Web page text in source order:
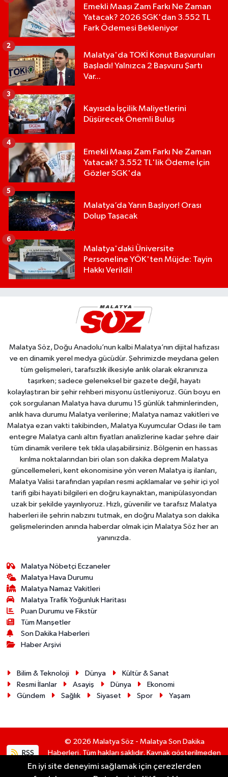
Emekli Maaşı Zam Farkı Ne Zaman
Yatacak? 2026 SGK'dan 3.552 TL
Fark Ödemesi Bekleniyor
Malatya'da TOKİ Konut Başvuruları
Başladı! Yalnızca 2 Başvuru Şartı
Var...
2
Kayısıda İşçilik Maliyetlerini
Düşürecek Önemli Buluş
3
Emekli Maaşı Zam Farkı Ne Zaman
Yatacak? 3.552 TL'lik Ödeme İçin
Gözler SGK'da
4
Malatya’da Yarın Başlıyor! Orası
Dolup Taşacak
5
Malatya'daki Üniversite
Personeline YÖK'ten Müjde: Tayin
Hakkı Verildi!
6
Malatya Söz, Doğu Anadolu’nun kalbi Malatya’nın dijital hafızası
ve en dinamik yerel medya gücüdür. Şehrimizde meydana gelen
tüm gelişmeleri, tarafsızlık ilkesiyle anlık olarak ekranınıza
taşırken; sadece geleneksel bir gazete değil, hayatı
kolaylaştıran bir şehir rehberi misyonu üstleniyoruz. Gün boyu en
çok sorgulanan Malatya hava durumu 15 günlük tahminlerinden,
anlık hava durumu Malatya verilerine; Malatya namaz vakitleri ve
Malatya ezan vakti takibinden, Malatya Kuyumcular Odası ile tam
entegre Malatya canlı altın fiyatları analizlerine kadar şehre dair
tüm dinamik verilere tek tıkla ulaşabilirsiniz. Bölgenin en hassas
kırılma noktalarından biri olan son dakika deprem Malatya
güncellemeleri, kent ekonomisine yön veren Malatya iş ilanları,
Malatya Valisi tarafından yapılan resmi açıklamalar ve şehir içi yol
tarifi gibi hayati bilgileri en doğru kaynaktan, manipülasyondan
uzak bir şekilde yayınlıyoruz. Hızlı, güvenilir ve tarafsız Malatya
haberleri ile şehrin nabzını tutmak, en doğru Malatya son dakika
gelişmelerinden anında haberdar olmak için Malatya Söz her an
yanınızda.
Malatya Nöbetçi Eczaneler
Malatya Hava Durumu
Malatya Namaz Vakitleri
Malatya Trafik Yoğunluk Haritası
Puan Durumu ve Fikstür
Tüm Manşetler
Son Dakika Haberleri
Haber Arşivi
Bilim & Teknoloji Dünya
Kültür & Sanat
Resmi İlanlar
Asayiş Dünya
Ekonomi
Gündem
Sağlık Siyaset Spor Yaşam
RSS
© 2026 Malatya Söz - Malatya Son Dakika
Haberleri. Tüm hakları saklıdır. Kaynak gösterilmeden
alıntı yapılamaz.
En iyi site deneyimi sağlamak için çerezlerden